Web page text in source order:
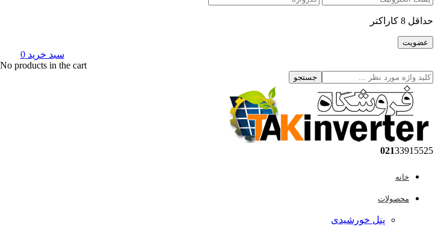
حداقل 8 کاراکتر
سبد خرید0
No products in the cart.
جستجو
02133915525
خانه
محصولات
پنل خورشیدی